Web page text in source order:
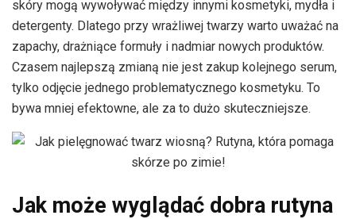
skóry mogą wywoływać między innymi kosmetyki, mydła i
detergenty. Dlatego przy wrażliwej twarzy warto uważać na
zapachy, drażniące formuły i nadmiar nowych produktów.
Czasem najlepszą zmianą nie jest zakup kolejnego serum,
tylko odjęcie jednego problematycznego kosmetyku. To
bywa mniej efektowne, ale za to dużo skuteczniejsze.
Jak może wyglądać dobra rutyna